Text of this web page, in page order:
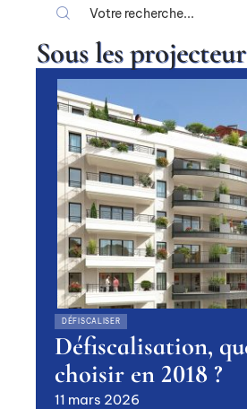
Sous les
DÉFISCALISER
Défiscalisation,
choisir en 2018 ?
11 mars 2026